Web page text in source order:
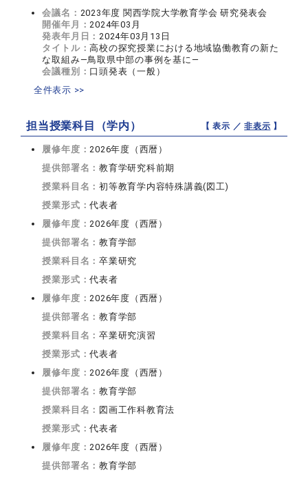
会議名： 2023年度 関西学院大学教育学会 研究発表会
開催年月： 2024年03月
発表年月日： 2024年03月13日
タイトル：高校の探究授業における地域協働教育の新た
な取組み―鳥取県中部の事例を基に―
会議種別： 口頭発表（一般）
全件表示 >>
担当授業科目（学内） 【 表示 ／非表示 】
履修年度： 2026年度（西暦）
提供部署名：教育学研究科前期
授業科目名：初等教育学内容特殊講義(図工)
授業形式：代表者
履修年度： 2026年度（西暦）
提供部署名：教育学部
授業科目名：卒業研究
授業形式：代表者
履修年度： 2026年度（西暦）
提供部署名：教育学部
授業科目名：卒業研究演習
授業形式：代表者
履修年度： 2026年度（西暦）
提供部署名：教育学部
授業科目名： 図画工作科教育法
授業形式：代表者
履修年度： 2026年度（西暦）
提供部署名：教育学部